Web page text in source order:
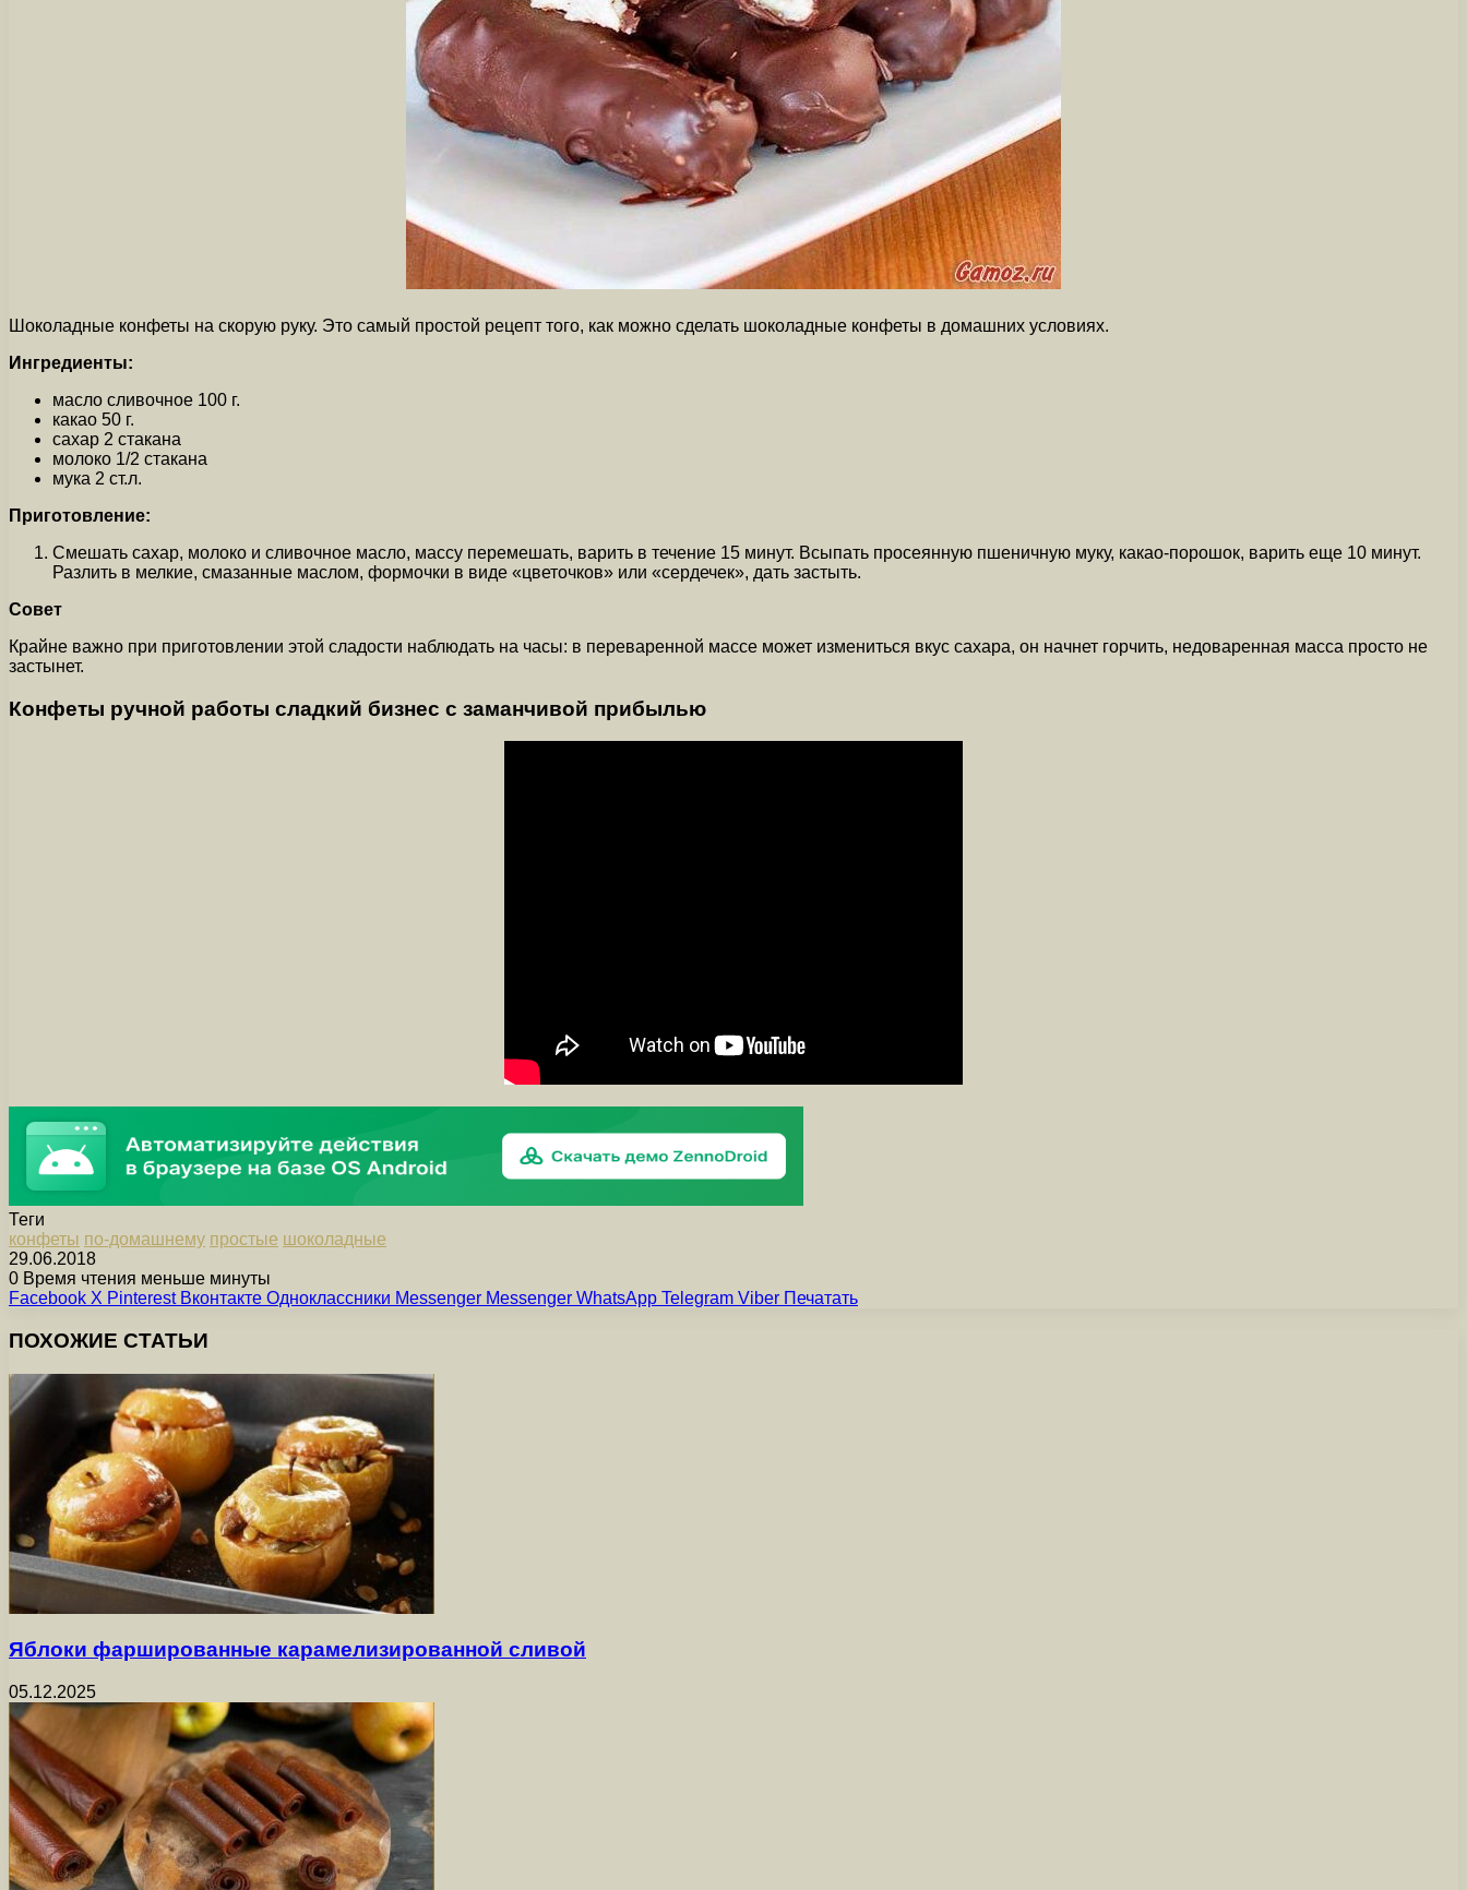
Шоколадные конфеты на скорую руку. Это самый простой рецепт того, как можно сделать шоколадные конфеты в домашних условиях.
Ингредиенты:
масло сливочное 100 г.
какао 50 г.
сахар 2 стакана
молоко 1/2 стакана
мука 2 ст.л.
Приготовление:
Смешать сахар, молоко и сливочное масло, массу перемешать, варить в течение 15 минут. Всыпать просеянную пшеничную муку, какао-порошок, варить еще 10 минут.
Разлить в мелкие, смазанные маслом, формочки в виде «цветочков» или «сердечек», дать застыть.
Совет
Крайне важно при приготовлении этой сладости наблюдать на часы: в переваренной массе может измениться вкус сахара, он начнет горчить, недоваренная масса просто не
застынет.
Конфеты ручной работы сладкий бизнес с заманчивой прибылью
Теги
конфеты по-домашнему простые шоколадные
29.06.2018
0 Время чтения меньше минуты
Facebook X Pinterest Вконтакте Одноклассники Messenger Messenger WhatsApp Telegram Viber Печатать
ПОХОЖИЕ СТАТЬИ
Яблоки фаршированные карамелизированной сливой
05.12.2025